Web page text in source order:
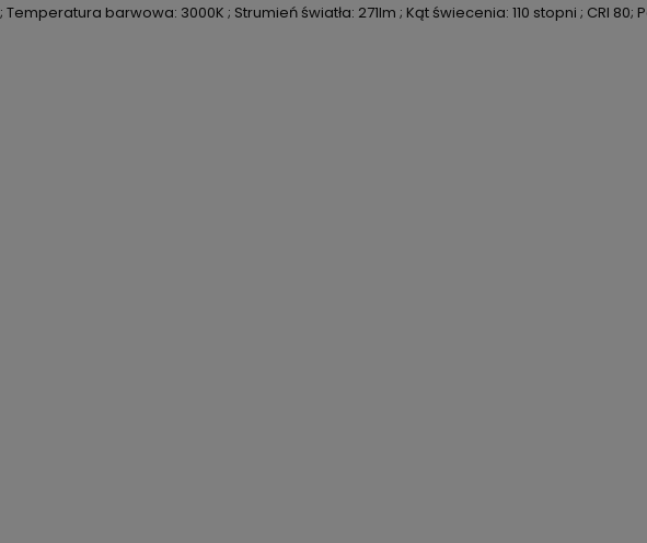
Temperatura barwowa: 3000K ; Strumień światła: 271lm ; Kąt świecenia: 110 stopni ; CRI 80;